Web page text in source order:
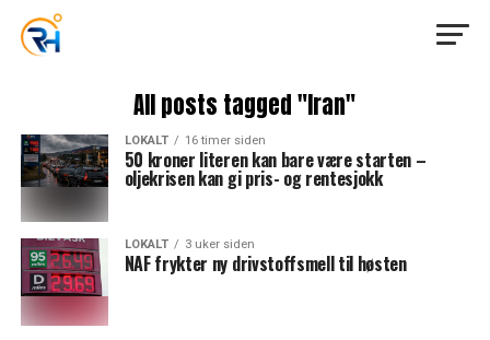
All posts tagged "Iran"
LOKALT 16 timer siden
50 kroner literen kan bare være starten –
oljekrisen kan gi pris- og rentesjokk
LOKALT 3 uker siden
NAF frykter ny drivstoffsmell til høsten